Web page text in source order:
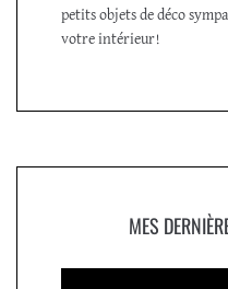
petits objets de déco
votre intérieur!
MES